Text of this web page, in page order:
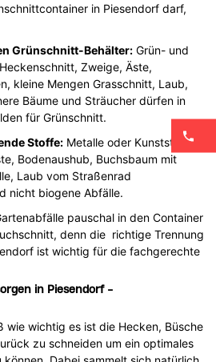
in Piesendorf darf,
Grünschnitt-Behälter: Grün- und
Zweige, Äste,
kleine Mengen Grasschnitt, Laub,
Bäume und Sträucher dürfen in
für Grünschnitt.
Stoffe: Metalle oder Kunststoffe,
Bodenaushub, Buchsbaum mit
Laub vom Straßenrad
nicht biogene Abfälle.
pauschal in den Container
denn die richtige Trennung
ist wichtig für die fachgerechte
in Piesendorf -
wichtig es ist die Hecken, Büsche
zu schneiden um ein optimales